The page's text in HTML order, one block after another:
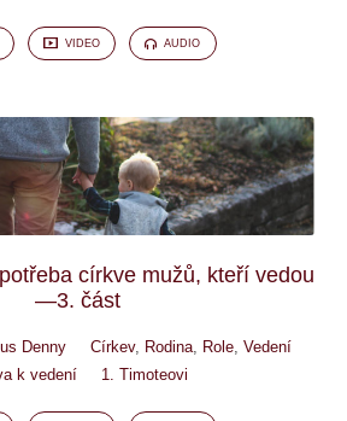
VIDEO AUDIO
církve mužů, kteří vedou
—3. část
Denny Církev, Rodina Role Vedení
k vedení
1. Timoteovi